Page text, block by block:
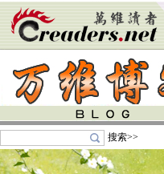
搜索>>